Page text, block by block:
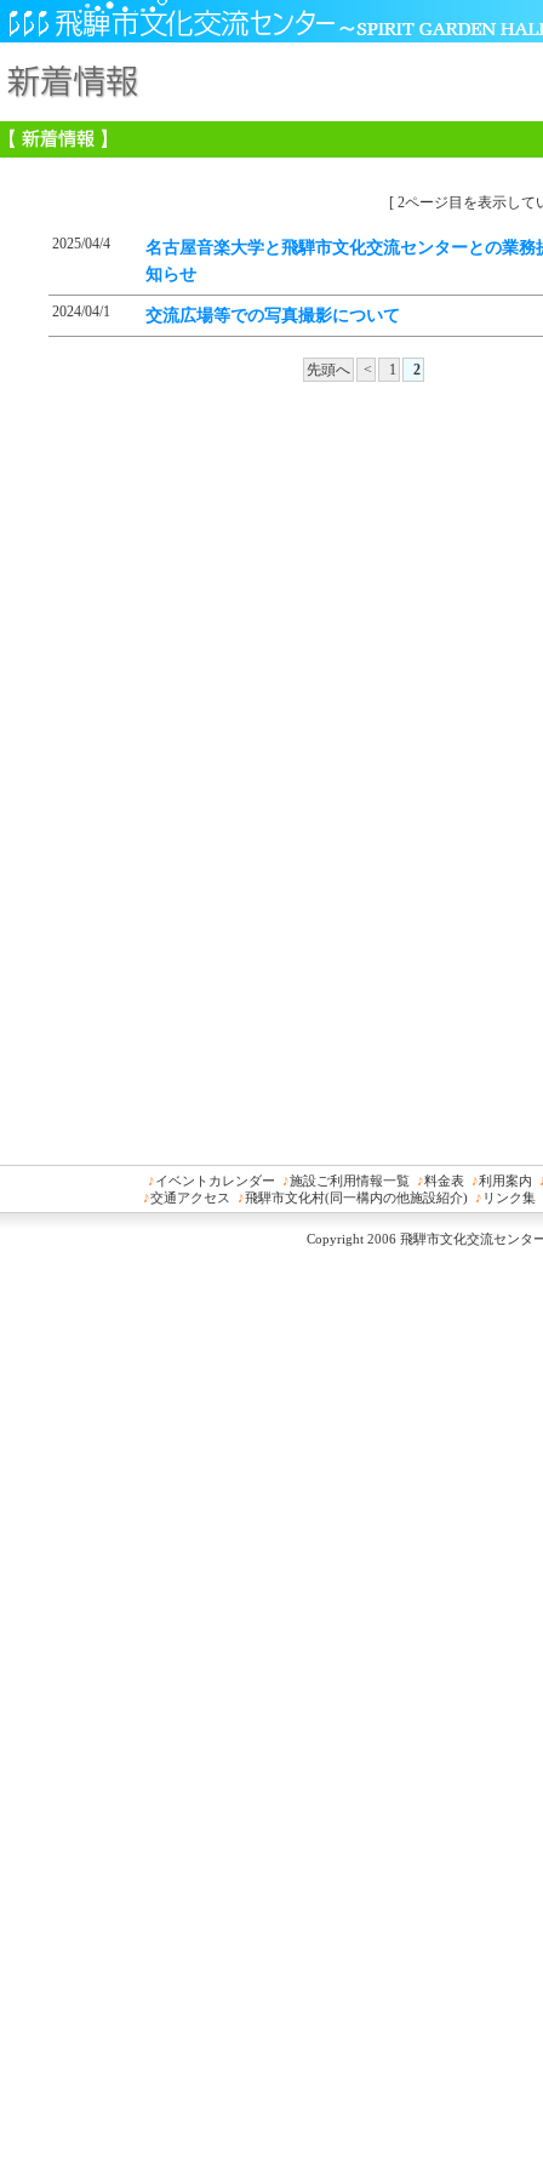
[ 2ページ目を表示して
2025/04/4
名古屋音楽大学と飛騨市文化交流センターとの業務
知らせ
2024/04/1 交流広場等での写真撮影について
先頭へ < 1 2
♪イベントカレンダー ♪施設ご利用情報一覧 ♪料金表 ♪利用案内
♪交通アクセス ♪飛騨市文化村(同一構内の他施設紹介) ♪ リンク集
Copyright 2006 飛騨市文化交流センタ